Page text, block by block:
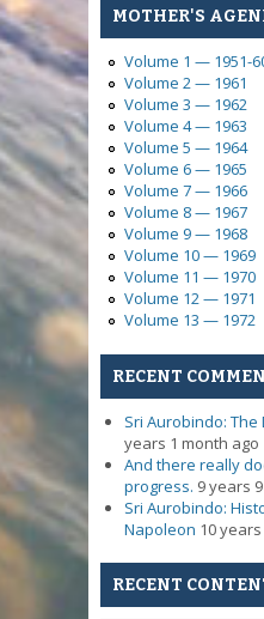
MOTHER'S
Volume 1 — 1951-
Volume 2 — 1961
Volume 3 — 1962
Volume 4 — 1963
Volume 5 — 1964
Volume 6 — 1965
Volume 7 — 1966
Volume 8 — 1967
Volume 9 — 1968
Volume 10 — 1969
Volume 11 — 1970
Volume 12 — 1971
Volume 13 — 1972
RECENT
Sri Aurobindo:
years 1 month ago
And there really
progress. 9 years
Sri Aurobindo:
Napoleon 10
RECENT